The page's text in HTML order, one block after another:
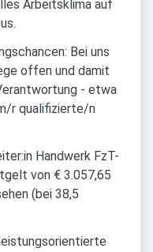
Arbeitsklima auf
Bei uns
offen und damit
- etwa
r qualifizierte/n
Handwerk FzT-
von € 3.057,65
(bei 38,5